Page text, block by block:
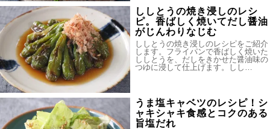
ししとうの焼き浸しのレシ
ピ。香ばしく焼いてだし醤油
がじんわりなじむ
ししとうの焼き浸しのレシピをご紹介
します。フライパンで香ばしく焼いた
ししとうを、だしをきかせた醤油味の
つゆに浸して仕上げます。しし…
うま塩キャベツのレシピ！シ
ャキシャキ食感とコクのある
旨塩だれ